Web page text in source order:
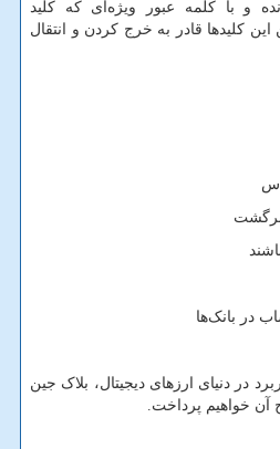
و با کلمه عبور ویژه‌ای که کلید
کلیدها قادر به خرج کردن و انتقال
در بانک‌ها
در دنیای ارزهای دیجیتال، بلاک جین
آن خواهیم پرداخت.